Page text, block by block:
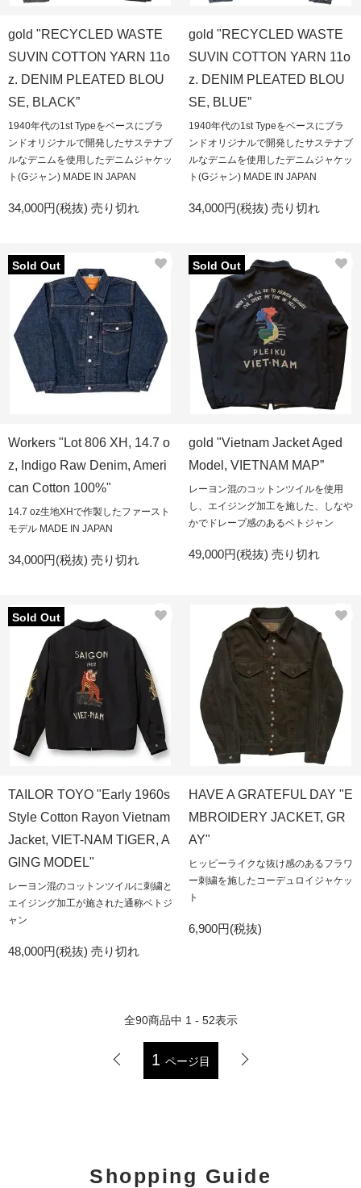
gold "RECYCLED WASTE
SUVIN COTTON YARN 11o
z. DENIM PLEATED BLOU
SE, BLACK”
1940年代の1st Typeをベースにブラ
ンドオリジナルで開発したサステナブ
ルなデニムを使用したデニムジャケッ
ト(Gジャン) MADE IN JAPAN
34,000円(税抜) 売り切れ
gold "RECYCLED WASTE
SUVIN COTTON YARN 11o
z. DENIM PLEATED BLOU
SE, BLUE”
1940年代の1st Typeをベースにブラ
ンドオリジナルで開発したサステナブ
ルなデニムを使用したデニムジャケッ
ト(Gジャン) MADE IN JAPAN
34,000円(税抜) 売り切れ
Sold Out
Workers "Lot 806 XH, 14.7 o
z, Indigo Raw Denim, Ameri
can Cotton 100%"
14.7 oz生地XHで作製したファースト
モデル MADE IN JAPAN
34,000円(税抜) 売り切れ
Sold Out
gold "Vietnam Jacket Aged
Model, VIETNAM MAP”
レーヨン混のコットンツイルを使用
し、エイジング加工を施した、しなや
かでドレープ感のあるベトジャン
49,000円(税抜) 売り切れ
Sold Out
TAILOR TOYO "Early 1960s
Style Cotton Rayon Vietnam
Jacket, VIET-NAM TIGER, A
GING MODEL"
レーヨン混のコットンツイルに刺繍と
エイジング加工が施された通称ベトジ
ャン
48,000円(税抜) 売り切れ
HAVE A GRATEFUL DAY "E
MBROIDERY JACKET, GR
AY"
ヒッピーライクな抜け感のあるフラワ
ー刺繍を施したコーデュロイジャケッ
ト
6,900円(税抜)
全90商品中 1 - 52表示
1 ページ目
Shopping Guide